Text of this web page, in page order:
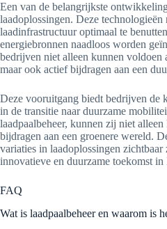
Een van de belangrijkste
laadoplossingen. Deze
laadinfrastructuur optimaal te
energiebronnen naadloos worden
bedrijven niet alleen kunnen voldoen
maar ook actief bijdragen aan een
Deze vooruitgang biedt bedrijven de
in de transitie naar duurzame
laadpaalbeheer, kunnen zij niet
bijdragen aan een groenere wereld.
variaties in laadoplossingen
innovatieve en duurzame toekomst in
FAQ
Wat is laadpaalbeheer en waarom is